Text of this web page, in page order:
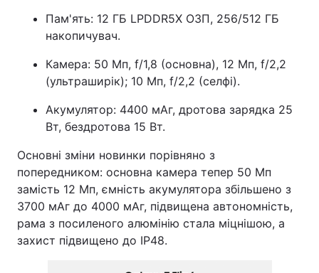
Пам'ять: 12 ГБ LPDDR5X ОЗП, 256/512 ГБ
накопичувач.
Камера: 50 Мп, f/1,8 (основна), 12 Мп, f/2,2
(ультраширік); 10 Мп, f/2,2 (селфі).
Акумулятор: 4400 мАг, дротова зарядка 25
Вт, бездротова 15 Вт.
Основні зміни новинки порівняно з
попередником: основна камера тепер 50 Мп
замість 12 Мп, ємність акумулятора збільшено з
3700 мАг до 4000 мАг, підвищена автономність,
рама з посиленого алюмінію стала міцнішою, а
захист підвищено до IP48.